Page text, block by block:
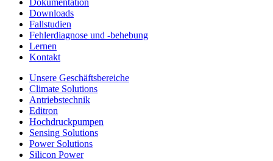
Dokumentation
Downloads
Fallstudien
Fehlerdiagnose und -behebung
Lernen
Kontakt
Unsere Geschäftsbereiche
Climate Solutions
Antriebstechnik
Editron
Hochdruckpumpen
Sensing Solutions
Power Solutions
Silicon Power